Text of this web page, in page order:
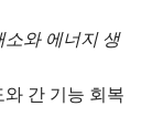
소와 에너지 생
와 간 기능 회복